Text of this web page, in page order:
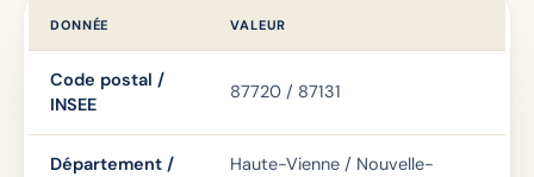
DONNÉE VALEUR
Code postal /
INSEE
87720 / 87131
Département /
Haute-Vienne / Nouvelle-